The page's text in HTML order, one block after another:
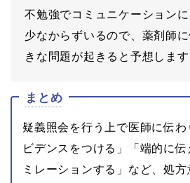
不勉強でコミュニケーション
少なからずいるので、薬剤師
きな問題が起きると予想します
まとめ
疑義照会を行う上で医師に伝
ビデンスをつける」「端的に伝
ミレーションする」など、処